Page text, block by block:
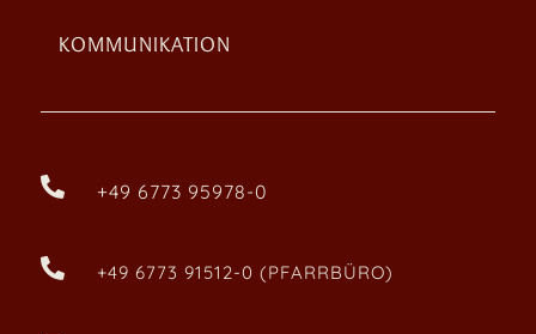
KOMMUNIKATION
 +49 6773 95978-0
 +49 6773 91512-0 (PFARRBÜRO)